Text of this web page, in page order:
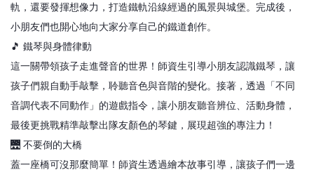
軌，還要發揮想像力，打造鐵軌沿線經過的風景與城堡。完成後，
小朋友們也開心地向大家分享自己的鐵道創作。
🎵 鐵琴與身體律動
這一關帶領孩子走進聲音的世界！師資生引導小朋友認識鐵琴，讓
孩子們親自動手敲擊，聆聽音色與音階的變化。接著，透過「不同
音調代表不同動作」的遊戲指令，讓小朋友聽音辨位、活動身體，
最後更挑戰精準敲擊出隊友顏色的琴鍵，展現超強的專注力！
🌉 不要倒的大橋
蓋一座橋可沒那麼簡單！師資生透過繪本故事引導，讓孩子們一邊